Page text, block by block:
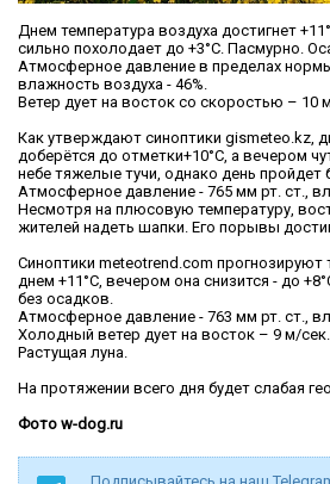
Днем температура воздуха достигнет
сильно похолодает до +3°С. Пасмурно.
Атмосферное давление в пределах нормы
влажность воздуха - 46%.
Ветер дует на восток со скоростью – 10
Как утверждают синоптики gismeteo.kz,
доберётся до отметки+10°С, а вечером
небе тяжелые тучи, однако день пройдет
Атмосферное давление - 765 мм рт. ст.,
Несмотря на плюсовую температуру,
жителей надеть шапки. Его порывы
Синоптики meteotrend.com прогнозируют
днем +11°С, вечером она снизится - до
без осадков.
Атмосферное давление - 763 мм рт. ст.,
Холодный ветер дует на восток – 9 м/сек.
Растущая луна.
На протяжении всего дня будет слабая
Фото w-dog.ru